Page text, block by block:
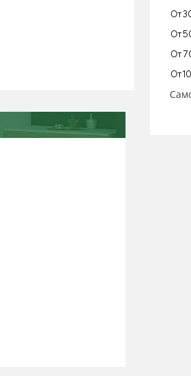
От
От
От
От